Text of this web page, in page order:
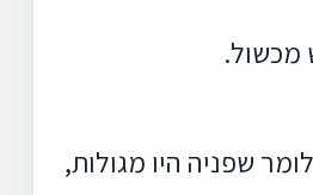
מכשול.
שפניה היו מגולות,